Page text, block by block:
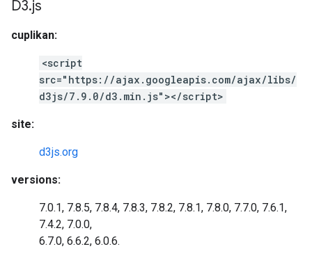
D3.js
cuplikan:
<script
src="https://ajax.googleapis.com/ajax/libs/
d3js/7.9.0/d3.min.js"></script>
site:
d3js.org
versions:
7.0.1, 7.8.5, 7.8.4, 7.8.3, 7.8.2, 7.8.1, 7.8.0, 7.7.0, 7.6.1,
7.4.2, 7.0.0,
6.7.0, 6.6.2, 6.0.6.